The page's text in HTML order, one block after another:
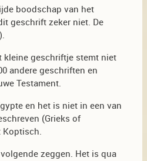
boodschap van het
geschrift zeker niet. De
kleine geschriftje stemt niet
andere geschriften en
Testament.
en het is niet in een van
(Grieks of
Koptisch.
zeggen. Het is qua